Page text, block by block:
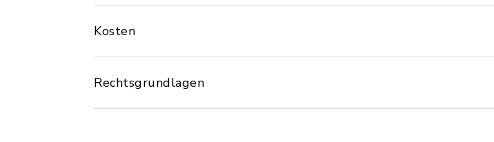
Kosten
Rechtsgrundlagen